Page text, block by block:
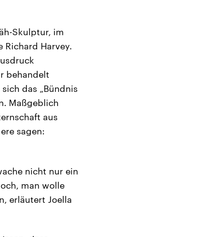
Skulptur, im
Richard Harvey.
behandelt
das „Bündnis
Maßgeblich
aus
sagen:
nicht nur ein
man wolle
erläutert Joella